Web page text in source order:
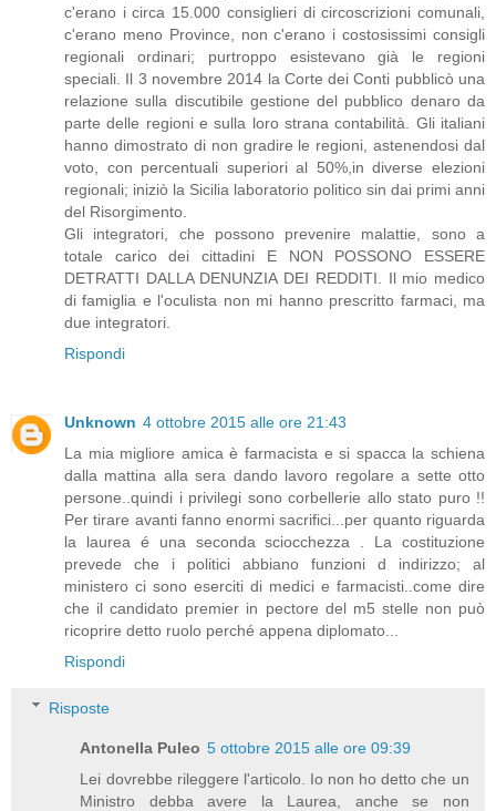
c'erano i circa 15.000 consiglieri di circoscrizioni comunali,
c'erano meno Province, non c'erano i costosissimi consigli
regionali ordinari; purtroppo esistevano già le regioni
speciali. Il 3 novembre 2014 la Corte dei Conti pubblicò una
relazione sulla discutibile gestione del pubblico denaro da
parte delle regioni e sulla loro strana contabilità. Gli italiani
hanno dimostrato di non gradire le regioni, astenendosi dal
voto, con percentuali superiori al 50%,in diverse elezioni
regionali; iniziò la Sicilia laboratorio politico sin dai primi anni
del Risorgimento.
Gli integratori, che possono prevenire malattie, sono a
totale carico dei cittadini E NON POSSONO ESSERE
DETRATTI DALLA DENUNZIA DEI REDDITI. Il mio medico
di famiglia e l'oculista non mi hanno prescritto farmaci, ma
due integratori.
Rispondi
Unknown 4 ottobre 2015 alle ore 21:43
La mia migliore amica è farmacista e si spacca la schiena
dalla mattina alla sera dando lavoro regolare a sette otto
persone..quindi i privilegi sono corbellerie allo stato puro !!
Per tirare avanti fanno enormi sacrifici...per quanto riguarda
la laurea é una seconda sciocchezza . La costituzione
prevede che i politici abbiano funzioni d indirizzo; al
ministero ci sono eserciti di medici e farmacisti..come dire
che il candidato premier in pectore del m5 stelle non può
ricoprire detto ruolo perché appena diplomato...
Rispondi
Risposte
Antonella Puleo 5 ottobre 2015 alle ore 09:39
Lei dovrebbe rileggere l'articolo. Io non ho detto che un
Ministro debba avere la Laurea, anche se non